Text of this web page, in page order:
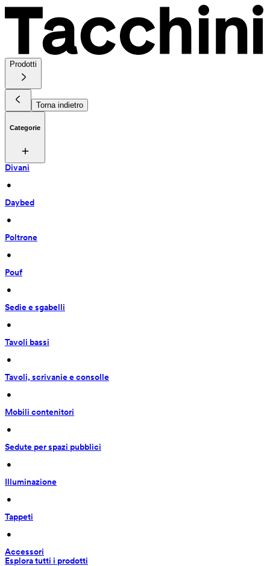
Prodotti
Torna indietro
Categorie
Divani
•
Daybed
•
Poltrone
•
Pouf
•
Sedie e sgabelli
•
Tavoli bassi
•
Tavoli, scrivanie e consolle
•
Mobili contenitori
•
Sedute per spazi pubblici
•
Illuminazione
•
Tappeti
•
Accessori
Esplora tutti i prodotti